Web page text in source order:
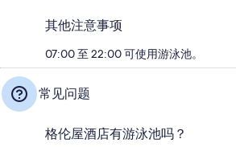
其他注意事项
07:00 至 22:00 可使用游泳池。
常见问题
格伦屋酒店有游泳池吗？